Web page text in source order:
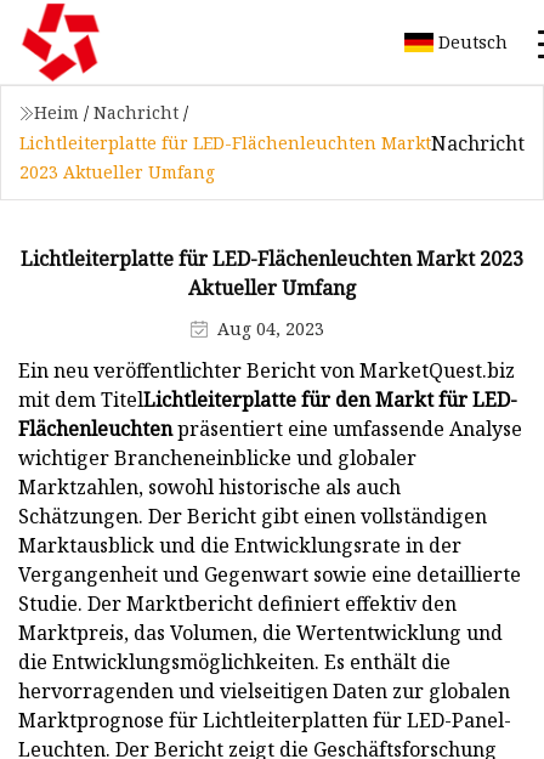
Deutsch
Heim / Nachricht /
Lichtleiterplatte für LED-Flächenleuchten Markt
2023 Aktueller Umfang
Nachricht
Lichtleiterplatte für LED-Flächenleuchten Markt 2023
Aktueller Umfang
Aug 04, 2023
Ein neu veröffentlichter Bericht von MarketQuest.biz
mit dem TitelLichtleiterplatte für den Markt für LED-
Flächenleuchtenpräsentiert eine umfassende Analyse
wichtiger Brancheneinblicke und globaler
Marktzahlen, sowohl historische als auch
Schätzungen. Der Bericht gibt einen vollständigen
Marktausblick und die Entwicklungsrate in der
Vergangenheit und Gegenwart sowie eine detaillierte
Studie. Der Marktbericht definiert effektiv den
Marktpreis, das Volumen, die Wertentwicklung und
die Entwicklungsmöglichkeiten. Es enthält die
hervorragenden und vielseitigen Daten zur globalen
Marktprognose für Lichtleiterplatten für LED-Panel-
Leuchten. Der Bericht zeigt die Geschäftsforschung